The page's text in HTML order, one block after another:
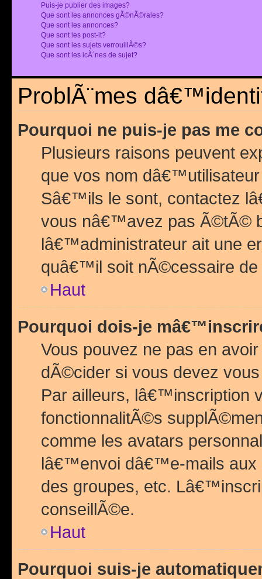
Puis-je publier des images?
Que sont les annonces gÃ©nÃ©rales?
Que sont les annonces?
Que sont les post-it?
Que sont les sujets verrouillÃ©s?
Que sont les icÃ´nes de sujet?
ProblÃ¨mes
Pourquoi ne puis-je pas me
Plusieurs raisons peuvent
que vos nom
Sâ€™ils le sont, contactez
vous nâ€™avez pas Ã©tÃ©
lâ€™administrateur ait une
quâ€™il soit nÃ©cessaire de
Haut
Pourquoi dois-je
Vous pouvez ne pas en
dÃ©cider si vous devez
Par ailleurs, lâ€™inscription
fonctionnalitÃ©s
comme les avatars
lâ€™envoi dâ€™e-mails
des groupes, etc.
conseillÃ©e.
Haut
Pourquoi suis-je